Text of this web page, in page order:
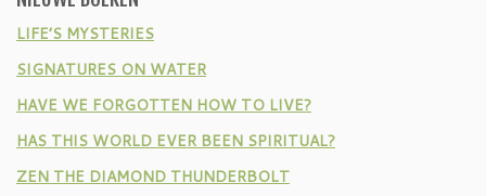
LIFE’S MYSTERIES
SIGNATURES ON WATER
HAVE WE FORGOTTEN HOW TO LIVE?
HAS THIS WORLD EVER BEEN SPIRITUAL?
ZEN THE DIAMOND THUNDERBOLT